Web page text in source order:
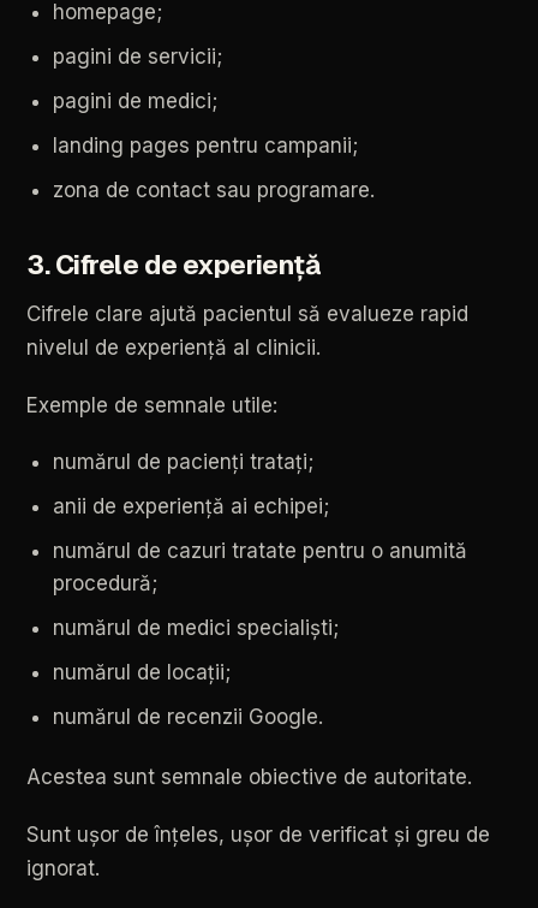
homepage;
pagini de servicii;
pagini de medici;
landing pages pentru campanii;
zona de contact sau programare.
3.Cifrele de experiență
Cifrele clare ajută pacientul să evalueze rapid
nivelul de experiență al clinicii.
Exemple de semnale utile:
numărul de pacienți tratați;
anii de experiență ai echipei;
numărul de cazuri tratate pentru o anumită
procedură;
numărul de medici specialiști;
numărul de locații;
numărul de recenzii Google.
Acestea sunt semnale obiective de autoritate.
Sunt ușor de înțeles, ușor de verificat și greu de
ignorat.